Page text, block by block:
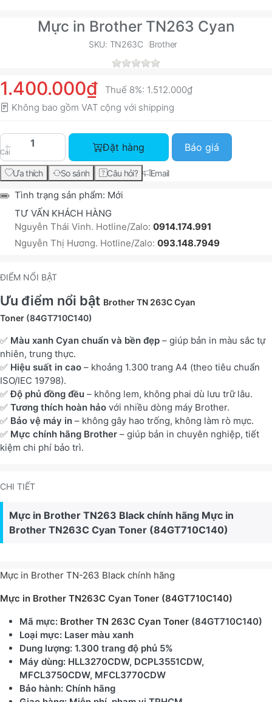
Mực in Brother TN263 Cyan
SKU: TN263C Brother
1.400.000₫ Thuế 8%: 1.512.000₫
Không bao gồm VAT cộng với shipping
Cái
Mực in Brother TN263 Cyan với giá
Đặt hàng Báo giá
Ưa thích So sánh Câu hỏi? Email
Tình trạng sản phẩm: Mới
TƯ VẤN KHÁCH HÀNG
Nguyễn Thái Vinh. Hotline/Zalo: 0914.174.991
Nguyễn Thị Hương. Hotline/Zalo: 093.148.7949
ĐIỂM NỔI BẬT
Ưu điểm nổi bật Brother TN 263C Cyan
Toner (84GT710C140)
✅ Màu xanh Cyan chuẩn và bền đẹp – giúp bản in màu sắc tự
nhiên, trung thực.
✅ Hiệu suất in cao – khoảng 1.300 trang A4 (theo tiêu chuẩn
ISO/IEC 19798).
✅Độ phủ đồng đều – không lem, không phai dù lưu trữ lâu.
✅ Tương thích hoàn hảo với nhiều dòng máy Brother.
✅ Bảo vệ máy in – không gây hao trống, không làm rò mực.
✅ Mực chính hãng Brother – giúp bản in chuyên nghiệp, tiết
kiệm chi phí bảo trì.
CHI TIẾT
Mực in Brother TN263 Black chính hãng Mực in
Brother TN263C Cyan Toner (84GT710C140)
Mực in Brother TN-263 Black chính hãng
Mực in Brother TN263C Cyan Toner (84GT710C140)
Mã mực: Brother TN 263C Cyan Toner (84GT710C140)
Loại mực: Laser màu xanh
Dung lượng: 1.300 trang độ phủ 5%
Máy dùng: HLL3270CDW, DCPL3551CDW,
MFCL3750CDW, MFCL3770CDW
Bảo hành: Chính hãng